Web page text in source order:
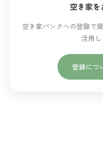
空き家
空き家バンクへの登録で
活用し
登録につ